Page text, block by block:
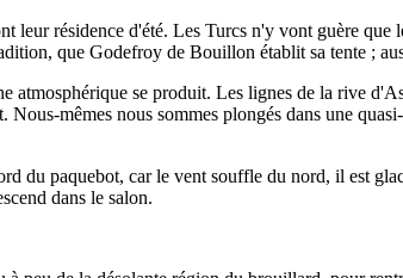
leur résidence d'été. Les Turcs n'y vont guère
que Godefroy de Bouillon établit sa tente ;
atmosphérique se produit. Les lignes de la rive
mêmes nous sommes plongés dans une
du paquebot, car le vent souffle du nord, il est
dans le salon.